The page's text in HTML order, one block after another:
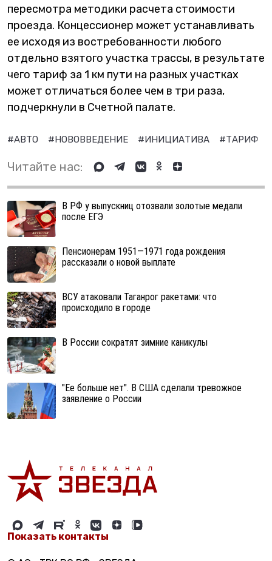
пересмотра методики расчета стоимости
проезда. Концессионер может устанавливать
ее исходя из востребованности любого
отдельно взятого участка трассы, в результате
чего тариф за 1 км пути на разных участках
может отличаться более чем в три раза,
подчеркнули в Счетной палате.
#АВТО #НОВОВВЕДЕНИЕ #ИНИЦИАТИВА #ТАРИФ
Читайте нас:
В РФ у выпускниц отозвали золотые медали
после ЕГЭ
Пенсионерам 1951—1971 года рождения
рассказали о новой выплате
ВСУ атаковали Таганрог ракетами: что
происходило в городе
В России сократят зимние каникулы
"Ее больше нет". В США сделали тревожное
заявление о России
Показать контакты